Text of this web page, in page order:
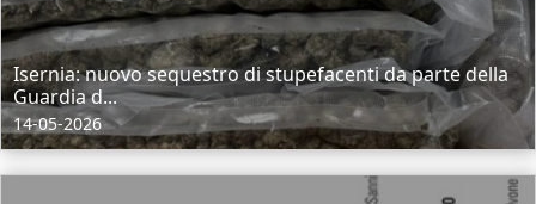
Isernia: nuovo sequestro di stupefacenti da parte della
Guardia d...
14-05-2026